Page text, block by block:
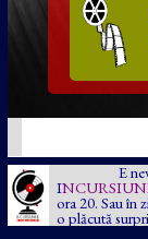
E
I
ora 20. Sau în
o plăcută